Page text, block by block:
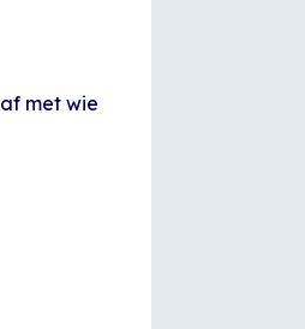
met wie